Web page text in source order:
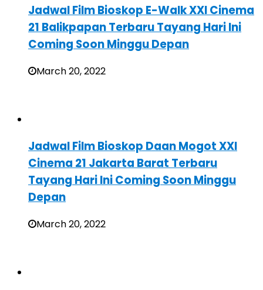
Jadwal Film Bioskop E-Walk XXI Cinema
21 Balikpapan Terbaru Tayang Hari Ini
Coming Soon Minggu Depan
March 20, 2022
Jadwal Film Bioskop Daan Mogot XXI
Cinema 21 Jakarta Barat Terbaru
Tayang Hari Ini Coming Soon Minggu
Depan
March 20, 2022